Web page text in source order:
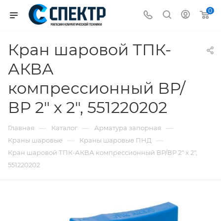
0
Кран шаровой ТПК-
АКВА
компрессионный ВР/
ВР 2" х 2", 551220202
Главная — Каталог — Арматура запорная —
Краны шаровые — Краны шаровые ПНД —
Кран шаровой ТПК-АКВА компрессионный ВР/ВР 2" х 2",
551220202